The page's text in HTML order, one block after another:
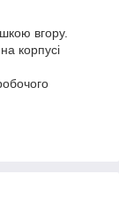
вгору.
корпусі